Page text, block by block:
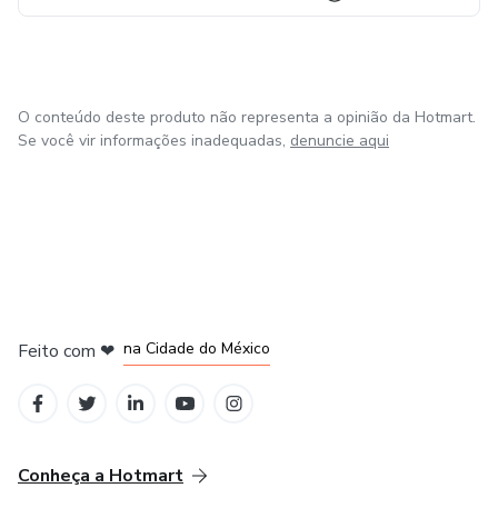
O conteúdo deste produto não representa a opinião da Hotmart.
Se você vir informações inadequadas, denuncie aqui
Feito com ❤ na Cidade do México
Conheça a Hotmart